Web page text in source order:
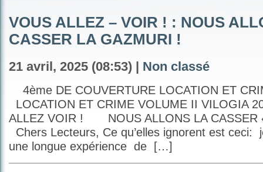
VOUS ALLEZ – VOIR ! : NOUS
CASSER LA GAZMURI !
21 avril, 2025 (08:53) | Non classé
4ème DE COUVERTURE LOCATION ET
LOCATION ET CRIME VOLUME II
ALLEZ VOIR ! NOUS ALLONS LA CASSER
Chers Lecteurs, Ce qu’elles ignorent est ceci:
une longue expérience de […]